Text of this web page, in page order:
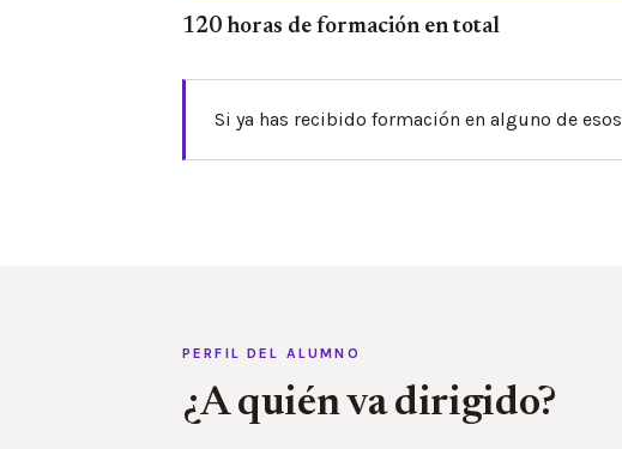
120 horas de formación en total
Si ya has recibido formación en alguno de
PERFIL DEL ALUMNO
¿A quién va dirigido?